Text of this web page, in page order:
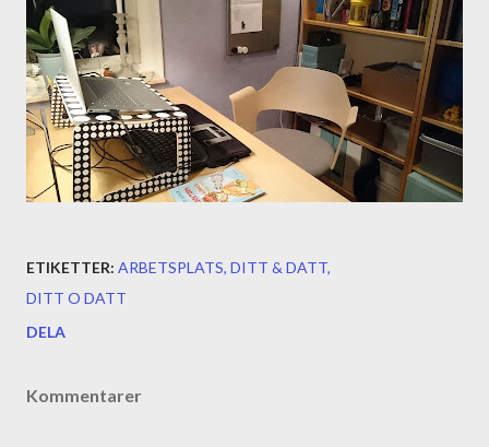
ETIKETTER: ARBETSPLATS DITT & DATT
DITT O DATT
DELA
Kommentarer